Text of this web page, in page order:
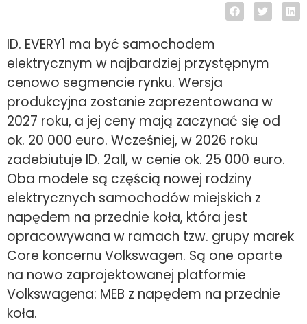
ID. EVERY1 ma być samochodem
elektrycznym w najbardziej przystępnym
cenowo segmencie rynku. Wersja
produkcyjna zostanie zaprezentowana w
2027 roku, a jej ceny mają zaczynać się od
ok. 20 000 euro. Wcześniej, w 2026 roku
zadebiutuje ID. 2all, w cenie ok. 25 000 euro.
Oba modele są częścią nowej rodziny
elektrycznych samochodów miejskich z
napędem na przednie koła, która jest
opracowywana w ramach tzw. grupy marek
Core koncernu Volkswagen. Są one oparte
na nowo zaprojektowanej platformie
Volkswagena: MEB z napędem na przednie
koła.